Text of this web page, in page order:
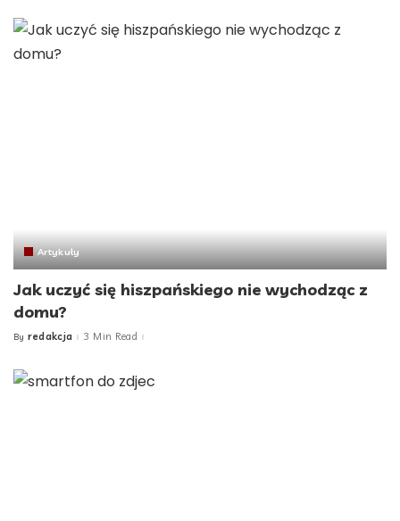
Artykuły
Jak uczyć się hiszpańskiego nie wychodząc z
domu?
Posted
By redakcja 3 Min Read